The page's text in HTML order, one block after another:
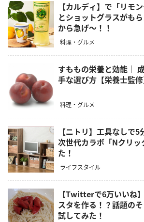
【カルディ】で「リモ
とショットグラスがも
から急げ～！！
料理・グルメ
すももの栄養と効能｜
手な選び方【栄養士監修
料理・グルメ
【ニトリ】工具なしで5
次世代カラボ「Nクリ
た！
ライフスタイル
【Twitterで6万いいね
スタを作る！？話題の
試してみた！